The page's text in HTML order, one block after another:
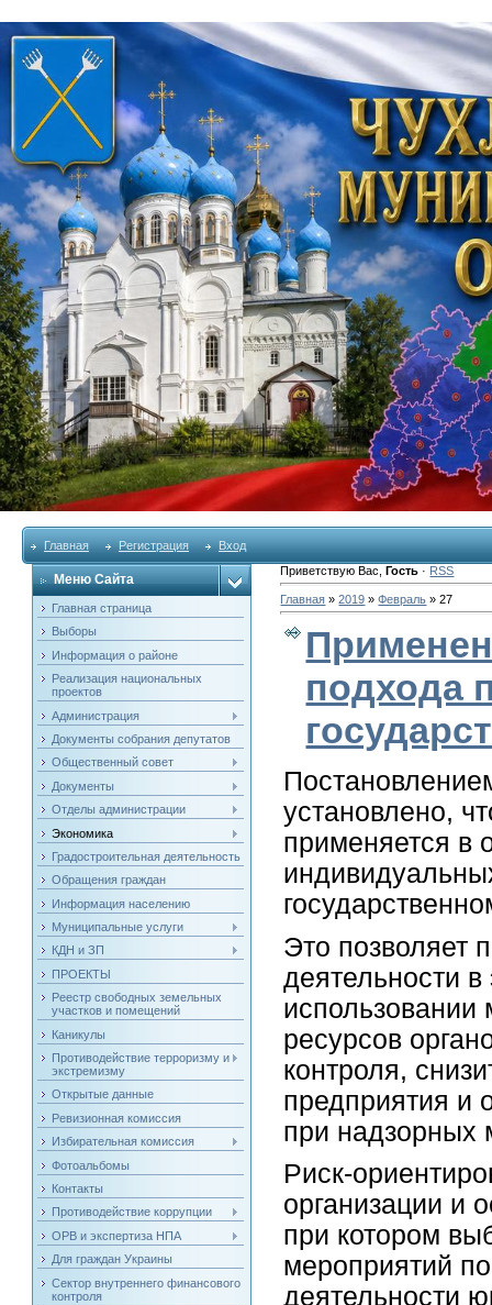
Главная Регистрация Вход
Меню Сайта
Главная страница
Выборы
Информация о районе
Реализация национальных
проектов
Администрация
Документы собрания депутатов
Общественный совет
Документы
Отделы администрации
Экономика
Градостроительная деятельность
Обращения граждан
Информация населению
Муниципальные услуги
КДН и ЗП
ПРОЕКТЫ
Реестр свободных земельных
участков и помещений
Каникулы
Противодействие терроризму и
экстремизму
Открытые данные
Ревизионная комиссия
Избирательная комиссия
Фотоальбомы
Контакты
Противодействие коррупции
ОРВ и экспертиза НПА
Для граждан Украины
Сектор внутреннего финансового
контроля
Приветствую Вас ,Гость · RSS
Главная »2019 » Февраль » 27
подхода
установлено,
применяется в
Это позволяет
деятельности
ресурсов
контроля,
предприятия и
при надзорных
Риск-
организации и
при котором
мероприятий
деятельности